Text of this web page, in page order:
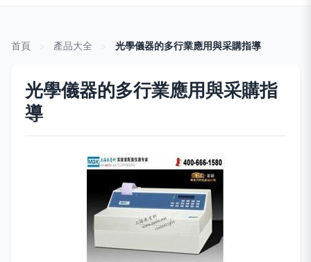
首頁 產品大全 光學儀器的多行業應用與采購指導
光學儀器的多行業應用與采購指
導